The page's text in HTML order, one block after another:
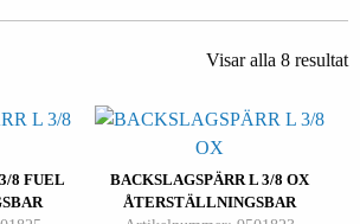
Visar alla 8 resultat
8 FUEL
BACKSLAGSPÄRR L 3/8 OX
ÅTERSTÄLLNINGSBAR